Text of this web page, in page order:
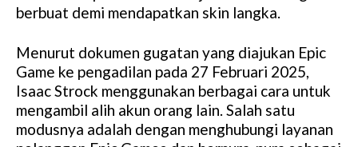
berbuat demi mendapatkan skin langka.
Menurut dokumen gugatan yang diajukan Epic
Game ke pengadilan pada 27 Februari 2025,
Isaac Strock menggunakan berbagai cara untuk
mengambil alih akun orang lain. Salah satu
modusnya adalah dengan menghubungi layanan